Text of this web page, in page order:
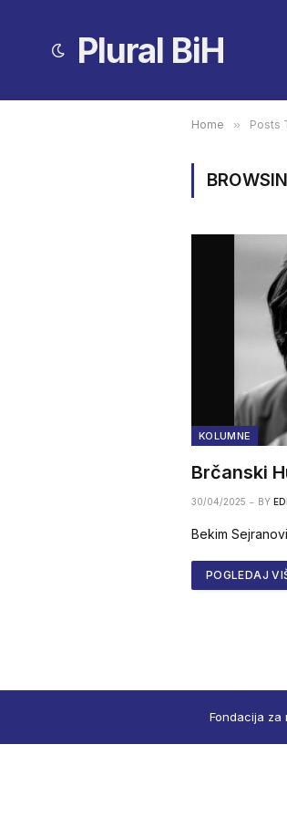
Plural BiH
Home » Posts
KOLUMNE
Brčanski
30/04/2025 BY
Bekim
POGLEDAJ
Fondacija za